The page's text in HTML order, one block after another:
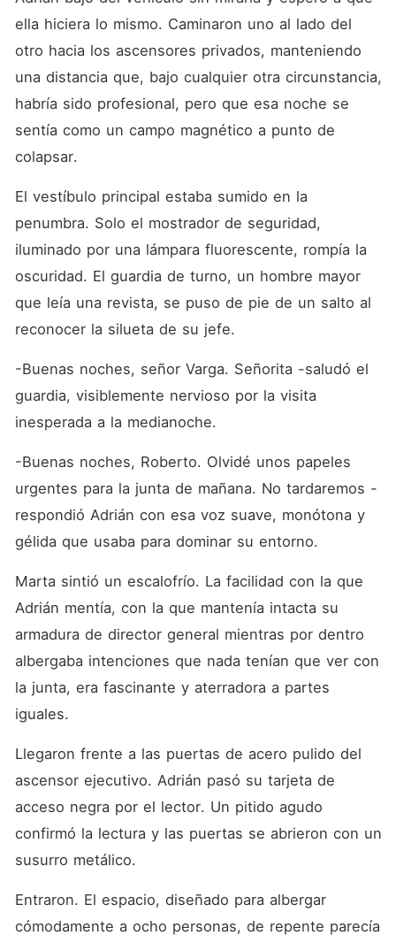
ella hiciera lo mismo. Caminaron uno al lado del
otro hacia los ascensores privados, manteniendo
una distancia que, bajo cualquier otra circunstancia,
habría sido profesional, pero que esa noche se
sentía como un campo magnético a punto de
colapsar.
El vestíbulo principal estaba sumido en la
penumbra. Solo el mostrador de seguridad,
iluminado por una lámpara fluorescente, rompía la
oscuridad. El guardia de turno, un hombre mayor
que leía una revista, se puso de pie de un salto al
reconocer la silueta de su jefe.
-Buenas noches, señor Varga. Señorita -saludó el
guardia, visiblemente nervioso por la visita
inesperada a la medianoche.
-Buenas noches, Roberto. Olvidé unos papeles
urgentes para la junta de mañana. No tardaremos -
respondió Adrián con esa voz suave, monótona y
gélida que usaba para dominar su entorno.
Marta sintió un escalofrío. La facilidad con la que
Adrián mentía, con la que mantenía intacta su
armadura de director general mientras por dentro
albergaba intenciones que nada tenían que ver con
la junta, era fascinante y aterradora a partes
iguales.
Llegaron frente a las puertas de acero pulido del
ascensor ejecutivo. Adrián pasó su tarjeta de
acceso negra por el lector. Un pitido agudo
confirmó la lectura y las puertas se abrieron con un
susurro metálico.
Entraron. El espacio, diseñado para albergar
cómodamente a ocho personas, de repente parecía